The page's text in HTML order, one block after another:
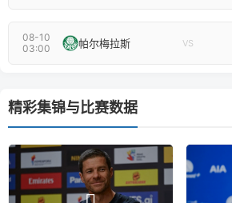
08-10
03:00
帕尔梅拉斯 VS
精彩集锦与比赛数据